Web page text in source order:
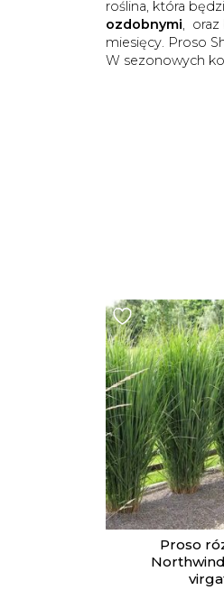
roślina, która
ozdobnymi ,
miesięcy. Proso
W sezonowych
Proso